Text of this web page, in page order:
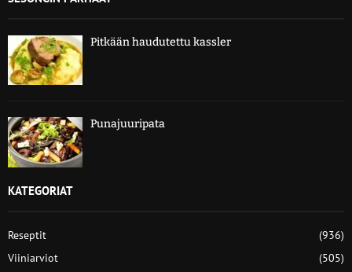
Pitkään haudutettu kassler
Punajuuripata
KATEGORIAT
Reseptit
(936)
Viiniarviot
(505)